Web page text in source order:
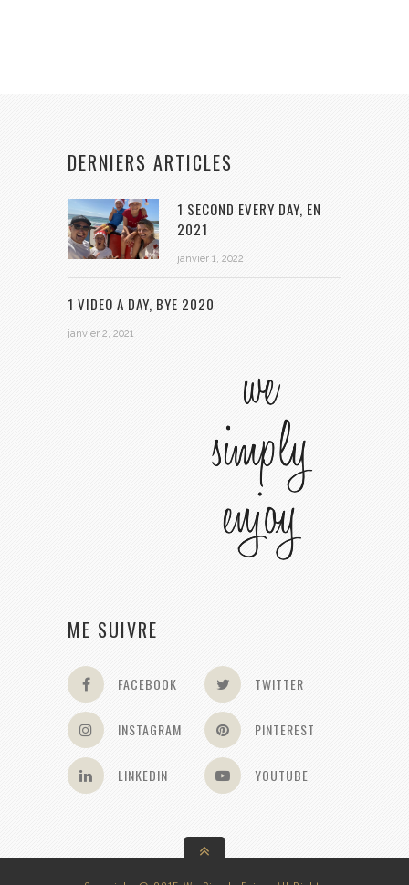
DERNIERS ARTICLES
1 SECOND EVERY DAY, EN
2021
janvier 1, 2022
1 VIDEO A DAY, BYE 2020
janvier 2, 2021
ME SUIVRE
FACEBOOK TWITTER
INSTAGRAM PINTEREST
LINKEDIN YOUTUBE